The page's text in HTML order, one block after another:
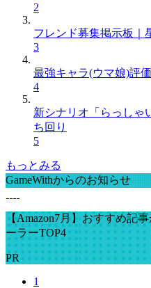
2
フレンド募集掲示板｜
3
最強キャラ(ウマ娘)評
4
新シナリオ「らっしゃ
ち回り
5
もっとみる
GameWithからのお知らせ
【Amazon7月】おすすめ記
ーラーTOP4
PR
1